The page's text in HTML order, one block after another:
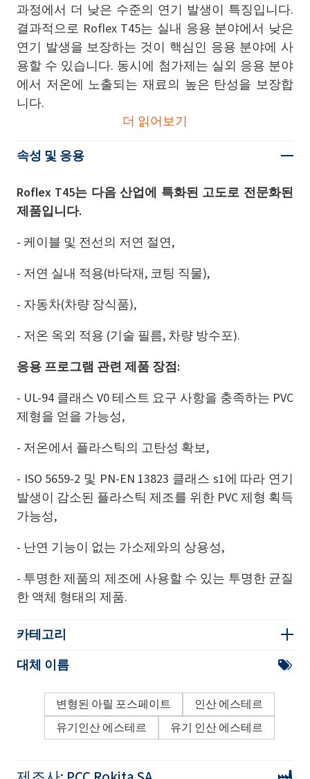
과정에서 더 낮은 수준의 연기 발생이 특징입니다.
결과적으로 Roflex T45는 실내 응용 분야에서 낮은
연기 발생을 보장하는 것이 핵심인 응용 분야에 사
용할 수 있습니다. 동시에 첨가제는 실외 응용 분야
에서 저온에 노출되는 재료의 높은 탄성을 보장합
니다.
더 읽어보기
속성 및 응용
Roflex T45는 다음 산업에 특화된 고도로 전문화된
제품입니다.
- 케이블 및 전선의 저연 절연,
- 저연 실내 적용(바닥재, 코팅 직물),
- 자동차(차량 장식품),
- 저온 옥외 적용 (기술 필름, 차량 방수포).
응용 프로그램 관련 제품 장점:
- UL-94 클래스 V0 테스트 요구 사항을 충족하는 PVC
제형을 얻을 가능성,
- 저온에서 플라스틱의 고탄성 확보,
- ISO 5659-2 및 PN-EN 13823 클래스 s1에 따라 연기
발생이 감소된 플라스틱 제조를 위한 PVC 제형 획득
가능성,
- 난연 기능이 없는 가소제와의 상용성,
- 투명한 제품의 제조에 사용할 수 있는 투명한 균질
한 액체 형태의 제품.
카테고리
대체 이름
변형된 아릴 포스페이트
인산 에스테르
유기인산 에스테르
유기 인산 에스테르